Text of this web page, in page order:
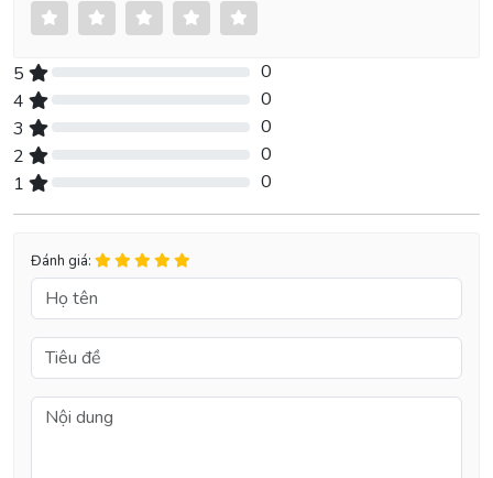
5
0
4
0
3
0
2
0
1
0
Đánh giá: